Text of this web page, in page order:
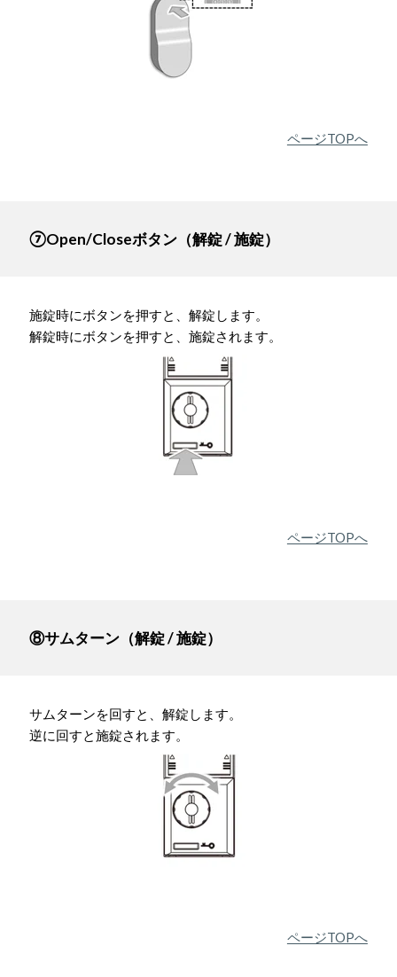
ページTOPへ
⑦Open/Closeボタン（解錠 / 施錠）
施錠時にボタンを押すと、解錠します。
解錠時にボタンを押すと、施錠されます。
ページTOPへ
⑧サムターン（解錠 / 施錠）
サムターンを回すと、解錠します。
逆に回すと施錠されます。
ページTOPへ